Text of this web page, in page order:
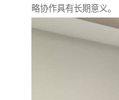
略协作具有长期意义。